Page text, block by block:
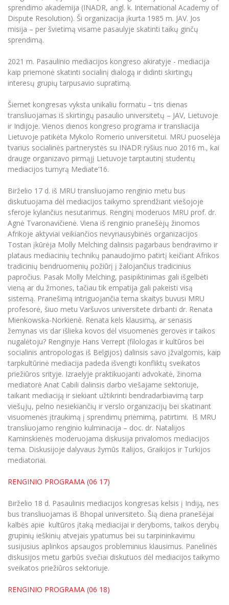
Universiteto teatras
MRU pop vokalinis ansamblis (vadovas Artūras
Novikas)
Neformaliuoju ir (ar) savišvietos būdu įgytų
kompetencijų vertinimas ir pripažinimas
Studijų organizavimas
Erasmus+ mobilumas praktikoms (SMP)
Kitos galimybės
Partnerystės
Azijos centras
Frankofoniškų šalių studijų centras
Emocinė gerovė
Mokslo laboratorijos
Žmogaus, aplinkos ir technologijų (HET)
Projektai
Mokymų LAB
Mokslo naujienos
Kasmetiniai mokslo renginiai
Veiklos dokumentai
Akademinė etika
Darbas MRU
Universiteto simbolika
Atributika
Naujienos
Tarptautiškumas
Studentams
Darbuotojams
Partnerystės
Azijos centras
Vilniaus Karaliaus Sedžiongo institutas
Frankofoniškų šalių studijų centras
Partnerystės
Azijos centras
Vilniaus Karaliaus Sedžiongo institutas
Frankofoniškų šalių studijų centras
Darnus vystymasis
Privatumo politika
Negalia ir individualieji poreikiai
Viešai skelbiama informacija
Parama Ukrainai
Civilinė sauga
Korupcijos prevencija
Sūduvos akademija
Tinklalaidės
Bakalauro studijos
Vadovų MBA
Švietimo ir kultūros vadovų MPA
Teisės LL.M.
Papildomosios studijos
Pedagogų rengimas
Doktorantūros studijos
Profesinės bakalauro studijos
Personalo valdymo centras
Privačių interesų deklaravimas
Studijų Moodle (studijų vykdymui)
Darbuotojų Moodle (kompetencijų tobulinimui)
Studijų tvarkaraštis
Informacinė sistema "Studijos"
Darbuotojų elektroninis paštas
Daugiafaktorinė autentifikacija universiteto
darbuotojams (MFA)
Mokslininkų profiliai "CRIS"
Bendruomenės gerovė
Darbuotojų kvalifikacijos kėlimas
MRU norminių teisės aktų duomenų bazė
Intranetas
eDVS
Microsoft Office 365
MRU mobilios programėlės
Pagalbos sistema
Profesinė sąjunga
Kontaktų paieška
sprendimo akademija (INADR, angl. k. International Academy of
Dispute Resolution). Ši organizacija įkurta 1985 m. JAV. Jos
misija – per švietimą visame pasaulyje skatinti taikų ginčų
sprendimą.
2021 m. Pasaulinio mediacijos kongreso akiratyje - mediacija
kaip priemonė skatinti socialinį dialogą ir didinti skirtingų
interesų grupių tarpusavio supratimą.
Šiemet kongresas vyksta unikaliu formatu – tris dienas
transliuojamas iš skirtingų pasaulio universitetų – JAV, Lietuvoje
ir Indijoje. Vienos dienos kongreso programa ir transliacija
Lietuvoje patikėta Mykolo Romerio universitetui. MRU puoselėja
tvarius socialinės partnerystės su INADR ryšius nuo 2016 m., kai
drauge organizavo pirmąjį Lietuvoje tarptautinį studentų
mediacijos turnyrą Mediate’16.
Birželio 17 d. iš MRU transliuojamo renginio metu bus
diskutuojama dėl mediacijos taikymo sprendžiant viešojoje
sferoje kylančius nesutarimus. Renginį moderuos MRU prof. dr.
Agnė Tvaronavičienė. Viena iš renginio pranešėjų žinomos
Afrikoje aktyviai veikiančios nevyriausybinės organizacijos
Tostan įkūrėja Molly Melching dalinsis pagarbaus bendravimo ir
plataus mediacinių technikų panaudojimo patirtį keičiant Afrikos
tradicinių bendruomenių požiūrį į žalojančius tradicinius
papročius. Pasak Molly Melching, pasipiktinimas gali išgelbėti
vieną ar du žmones, tačiau tik empatija gali pakeisti visą
sistemą. Pranešimą intriguojančia tema skaitys buvusi MRU
profesorė, šiuo metu Varšuvos universitete dirbanti dr. Renata
Mienkowska-Norkienė. Renata kels klausimą, ar senasis
žemynas vis dar išlieka kovos dėl visuomenės gerovės ir taikos
nugalėtoju? Renginyje Hans Verrept (filologas ir kultūros bei
socialinis antropologas iš Belgijos) dalinsis savo įžvalgomis, kaip
tarpkultūrinė mediacija padeda išvengti konfliktų sveikatos
priežiūros srityje. Izraelyje praktikuojanti advokatė, žinoma
mediatorė Anat Cabili dalinsis darbo viešajame sektoriuje,
taikant mediaciją ir siekiant užtikrinti bendradarbiavimą tarp
viešųjų, pelno nesiekiančių ir verslo organizacijų bei skatinant
visuomenės įtraukimą į sprendimų priėmimą, patirtimi. Iš MRU
transliuojamo renginio kulminacija – doc. dr. Natalijos
Kaminskienės moderuojama diskusija privalomos mediacijos
tema. Diskusijoje dalyvaus žymūs Italijos, Graikijos ir Turkijos
mediatoriai.
RENGINIO PROGRAMA (06 17)
Birželio 18 d. Pasaulinis mediacijos kongresas kelsis į Indiją, nes
bus transliuojamas iš Bhopal universiteto. Šią diena pranešėjai
kalbės apie kultūros įtaką mediacijai ir deryboms, taikos derybų
grupinių ieškinių atvejais ypatumus bei su tarpininkavimu
susijusius aplinkos apsaugos probleminius klausimus. Panelinės
diskusijos metu garbūs svečiai diskutuos dėl mediacijos taikymo
sveikatos priežiūros sektoriuje.
RENGINIO PROGRAMA (06 18)